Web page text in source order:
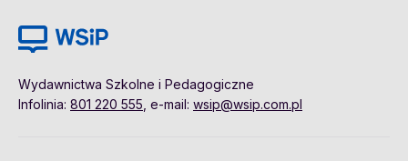
Wydawnictwa Szkolne i Pedagogiczne
Infolinia: 801 220 555 , e-mail: wsip@wsip.com.pl